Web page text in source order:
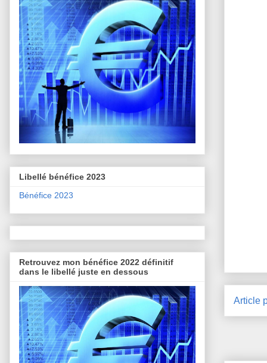
Article
Libellé bénéfice 2023
Bénéfice 2023
Retrouvez mon bénéfice 2022 définitif
dans le libellé juste en dessous